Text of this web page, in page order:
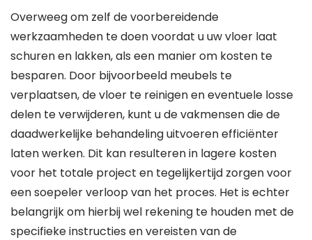
Overweeg om zelf de voorbereidende
werkzaamheden te doen voordat u uw vloer laat
schuren en lakken, als een manier om kosten te
besparen. Door bijvoorbeeld meubels te
verplaatsen, de vloer te reinigen en eventuele losse
delen te verwijderen, kunt u de vakmensen die de
daadwerkelijke behandeling uitvoeren efficiënter
laten werken. Dit kan resulteren in lagere kosten
voor het totale project en tegelijkertijd zorgen voor
een soepeler verloop van het proces. Het is echter
belangrijk om hierbij wel rekening te houden met de
specifieke instructies en vereisten van de